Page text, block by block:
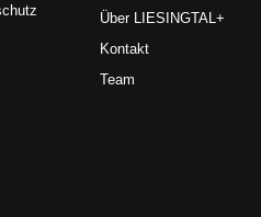
Über LIESINGTAL+
Kontakt
Team